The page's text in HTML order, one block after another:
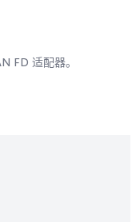
FD 适配器。